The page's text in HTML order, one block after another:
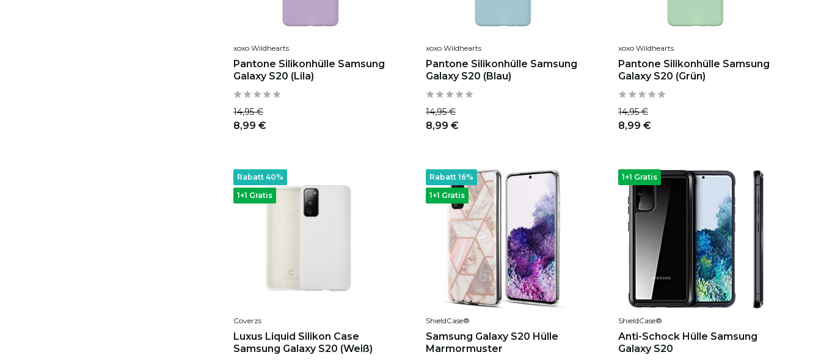
xoxo Wildhearts
Pantone Silikonhülle Samsung
Galaxy S20 (Lila)
14,95 €
8,99 €
xoxo Wildhearts
Pantone Silikonhülle Samsung
Galaxy S20 (Blau)
14,95 €
8,99 €
xoxo Wildhearts
Pantone Silikonhülle Samsung
Galaxy S20 (Grün)
14,95 €
8,99 €
1+1 Gratis
Rabatt 40%
Coverzs
Luxus Liquid Silikon Case
Samsung Galaxy S20 (Weiß)
1+1 Gratis
Rabatt 16%
ShieldCase®
Samsung Galaxy S20 Hülle
Marmormuster
1+1 Gratis
ShieldCase®
Anti-Schock Hülle Samsung
Galaxy S20